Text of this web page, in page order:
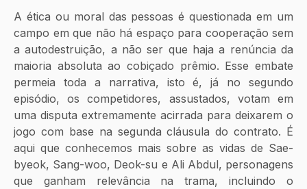
A ética ou moral das pessoas é questionada em um
campo em que não há espaço para cooperação sem
a autodestruição, a não ser que haja a renúncia da
maioria absoluta ao cobiçado prêmio. Esse embate
permeia toda a narrativa, isto é, já no segundo
episódio, os competidores, assustados, votam em
uma disputa extremamente acirrada para deixarem o
jogo com base na segunda cláusula do contrato. É
aqui que conhecemos mais sobre as vidas de Sae-
byeok, Sang-woo, Deok-su e Ali Abdul, personagens
que ganham relevância na trama, incluindo o